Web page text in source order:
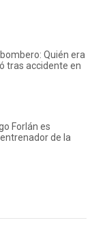
Quién era
tras accidente en
Forlán es
de la